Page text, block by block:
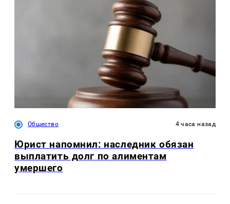
Общество 4 часа назад
Юрист напомнил: наследник обязан
выплатить долг по алиментам
умершего